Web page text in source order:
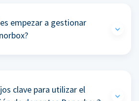
empezar a gestionar
clave para utilizar el